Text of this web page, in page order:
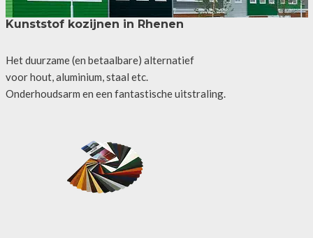
Kunststof kozijnen in Rhenen
Het duurzame (en betaalbare) alternatief
voor hout, aluminium, staal etc.
Onderhoudsarm en een fantastische uitstraling.